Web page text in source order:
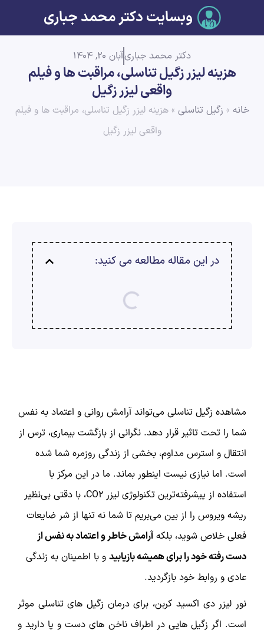
وبسایت دکتر محمد جباری
دکتر محمد جباریآبان 20, 1404
هزینه لیزر زگیل تناسلی، مراقبت ها و فیلم
واقعی لیزر زگیل
خانه » زگیل تناسلی »هزینه لیزر زگیل تناسلی، مراقبت ها و فیلم
واقعی لیزر زگیل
در این مقاله مطالعه می کنید:
مشاهده زگیل تناسلی می‌تواند آرامش روانی و اعتماد به نفس
شما را تحت تاثیر قرار دهد. نگرانی از بازگشت بیماری، ترس از
انتقال و استرس مداوم، بخشی از زندگی روزمره شما شده
است. اما نیازی نیست اینطور بماند. ما در این مرکز با
استفاده از پیشرفته‌ترین تکنولوژی لیزر CO2، با دقتی بی‌نظیر
ریشه ویروس را از بین می‌بریم تا شما نه تنها از شر ضایعات
فعلی خلاص شوید، بلکه آرامش خاطر و اعتماد به نفس از
دست رفته خود را برای همیشه بازیابید و با اطمینان به زندگی
عادی و روابط خود بازگردید.
نور لیزر دی اکسید کربن، برای درمان زگیل های تناسلی موثر
است. اگر زگیل هایی در اطراف ناخن های دست و پا دارید و
ارسال